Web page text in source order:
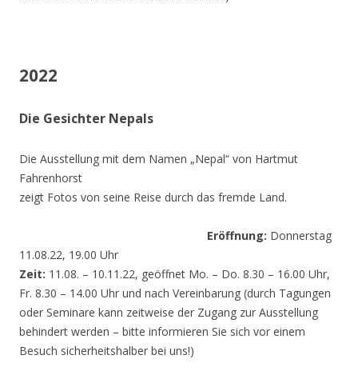
2022
Die Gesichter Nepals
Die Ausstellung mit dem Namen „Nepal“ von Hartmut
Fahrenhorst
zeigt Fotos von seine Reise durch das fremde Land.
Eröffnung: Donnerstag
11.08.22, 19.00 Uhr
Zeit: 11.08. – 10.11.22, geöffnet Mo. – Do. 8.30 – 16.00 Uhr,
Fr. 8.30 – 14.00 Uhr und nach Vereinbarung (durch Tagungen
oder Seminare kann zeitweise der Zugang zur Ausstellung
behindert werden – bitte informieren Sie sich vor einem
Besuch sicherheitshalber bei uns!)